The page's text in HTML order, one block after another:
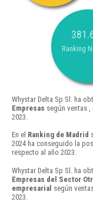
Ranking
Whystar Delta Sp Sl. ha
Empresas según ventas
2023.
En el Ranking de Madrid
2024 ha conseguido la
respecto al año 2023.
Whystar Delta Sp Sl. ha
Empresas del Sector
empresarial según
2023.